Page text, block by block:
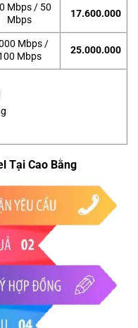
Mbps / 50
Mbps
17.600.000
Mbps /
Mbps
25.000.000
Tại Cao Bằng